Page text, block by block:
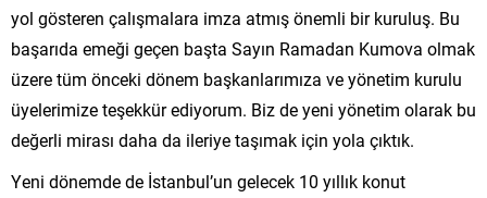
yol gösteren çalışmalara imza atmış önemli bir kuruluş. Bu
başarıda emeği geçen başta Sayın Ramadan Kumova olmak
üzere tüm önceki dönem başkanlarımıza ve yönetim kurulu
üyelerimize teşekkür ediyorum. Biz de yeni yönetim olarak bu
değerli mirası daha da ileriye taşımak için yola çıktık.
Yeni dönemde de İstanbul’un gelecek 10 yıllık konut